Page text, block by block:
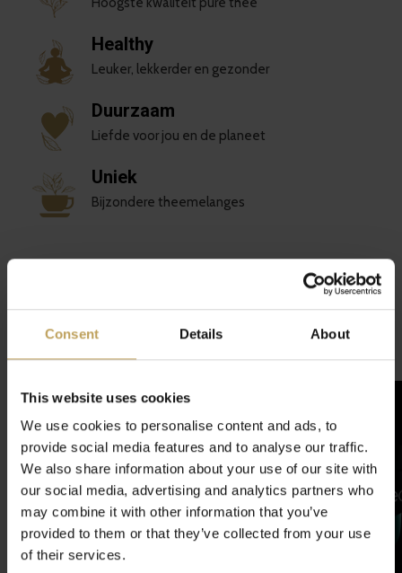
Consent Details About
This website uses cookies
We use cookies to personalise content and ads, to
provide social media features and to analyse our traffic.
We also share information about your use of our site with
our social media, advertising and analytics partners who
may combine it with other information that you’ve
provided to them or that they’ve collected from your use
of their services.
Healthy
Leuker, lekkerder en gezonder
Duurzaam
Liefde voor jou en de planeet
Uniek
Bijzondere theemelanges
Gerelateerde artikelen